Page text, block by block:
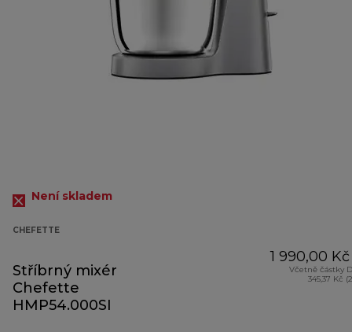
Není skladem
CHEFETTE
Stříbrný mixér
Chefette
HMP54.000SI
1 990,00 Kč
Včetně částky
345,37 Kč